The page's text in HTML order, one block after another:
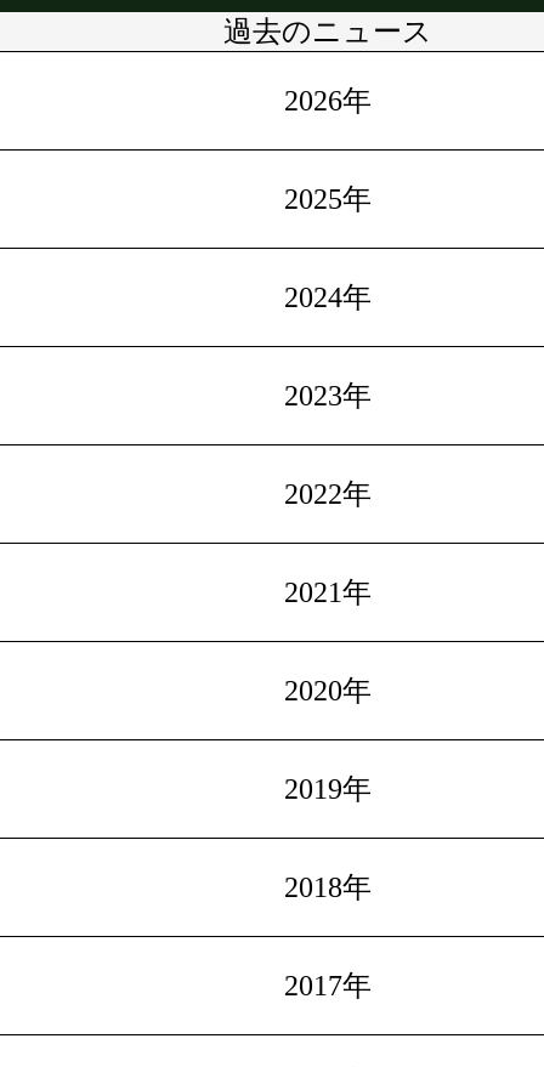
過去のニュース
2026年
2025年
2024年
2023年
2022年
2021年
2020年
2019年
2018年
2017年